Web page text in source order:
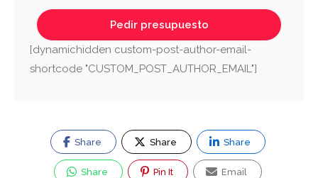
[dynamichidden custom-post-author-email-
shortcode "CUSTOM_POST_AUTHOR_EMAIL"]
Share Share Share
Share Pin It Email